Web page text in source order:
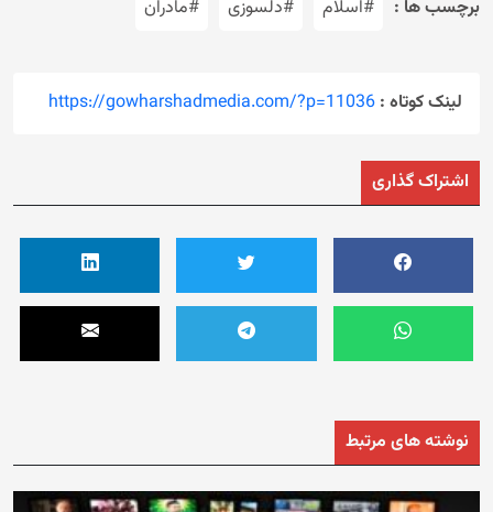
برچسب ها : #اسلام #دلسوزی #مادران
لینک کوتاه : https://gowharshadmedia.com/?p=11036
اشتراک گذاری
نوشته های مرتبط